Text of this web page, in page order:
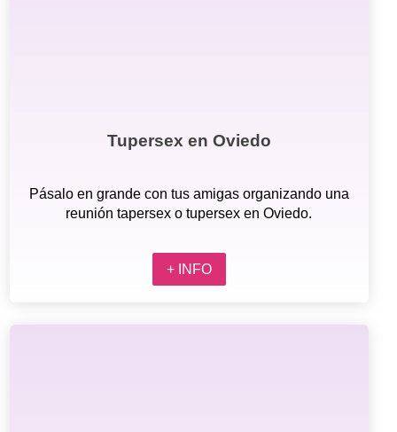
Tupersex en Oviedo
Pásalo en grande con tus amigas organizando una
reunión tapersex o tupersex en Oviedo.
+ INFO